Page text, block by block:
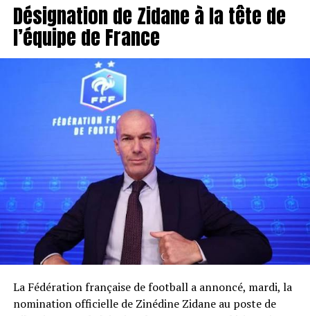
Désignation de Zidane à la tête de
l’équipe de France
La Fédération française de football a annoncé, mardi, la
nomination officielle de Zinédine Zidane au poste de